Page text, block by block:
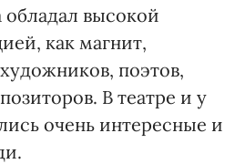
обладал высокой
как магнит,
поэтов,
В театре и у
очень интересные и